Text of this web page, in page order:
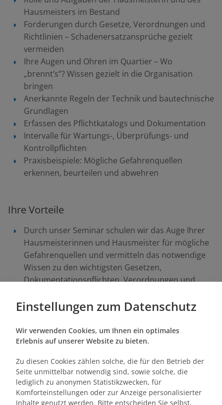
Hausmeisters im Bestand
Forderungen durch Gesetze, Verordnungen und
Richtlinien – Schadenersatzansprüche gezielt
vermeiden
Ihre Augen und Ohren im Quartier – Wo
„brennt’s“? Wissen gezielt in die Organisation
bringen
Anerkannte Regeln der Technik und bautechnische
Grundlagen
Erfassen des Pflichtkatalogs und Dokumentation
Intervalle für Wartungs-, Überprüfungs- und
Kontrollpflichten
Praxisbeispiele: Mögliche Gefahrenquellen
erkennen, beurteilen und abwehren
Ihre Vorteile
Durch unser Seminar schulen wir das Auge Ihrer
Hausmeisterinnen und Hausmeister für mögliche
Gefahrenquellen und vermitteln das notwendige
Wissen zu den wichtigsten Gesetzen,
Dokumentationspflichten, Verordnungen und
Sie ermöglichen Ihren Hausmeisterninnen und
Hausmeistern die Möglichkeit sich mit anderen
auszutauschen und voneinander zu lernen.
Mit dem Seminar leisten Sie einen wichtigen
gemäß §535 BGB und der Abwendung von
Schadenersatzansprüchen gemäß §823 BGB.
Einstellungen zum Datenschutz
Wir verwenden Cookies, um Ihnen ein optimales
Erlebnis auf unserer Website zu bieten.
Zu diesen Cookies zählen solche, die für den Betrieb der
Seite unmittelbar notwendig sind, sowie solche, die
lediglich zu anonymen Statistikzwecken, für
Komforteinstellungen oder zur Anzeige personalisierter
Inhalte genutzt werden. Bitte entscheiden Sie selbst,